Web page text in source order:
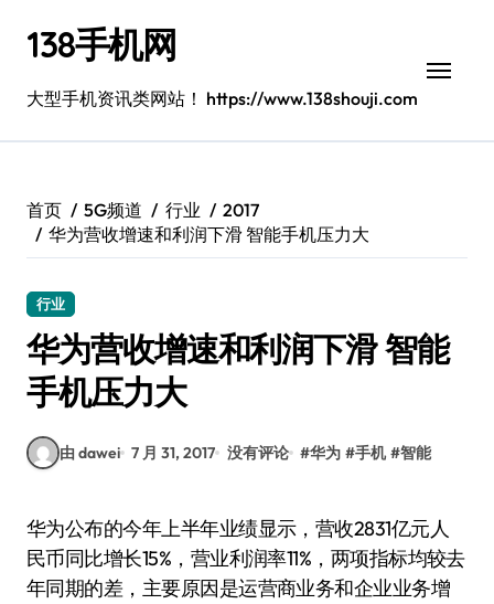
138手机网
大型手机资讯类网站！ https://www.138shouji.com
首页 5G频道 行业
2017
华为营收增速和利润下滑 智能手机压力大
行业
华为营收增速和利润下滑 智能
手机压力大
由 dawei 7 月 31, 2017 没有评论 #华为 #手机 #智能
华为公布的今年上半年业绩显示，营收2831亿元人
民币同比增长15%，营业利润率11%，两项指标均较去
年同期的差，主要原因是运营商业务和企业业务增